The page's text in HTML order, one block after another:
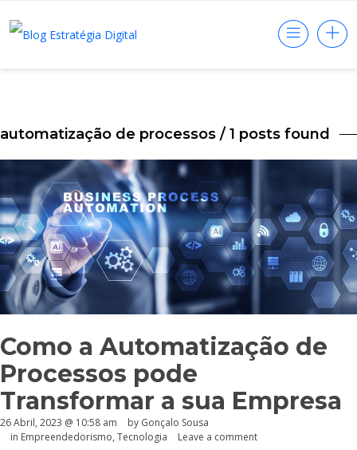
automatização de processos / 1 posts found
Como a Automatização de
Processos pode
Transformar a sua Empresa
26 Abril, 2023 @ 10:58 am by Gonçalo Sousa
in Empreendedorismo, Tecnologia Leave a comment